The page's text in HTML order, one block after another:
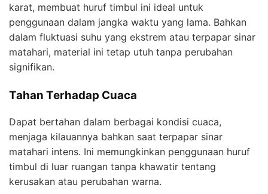
karat, membuat huruf timbul ini ideal untuk
penggunaan dalam jangka waktu yang lama. Bahkan
dalam fluktuasi suhu yang ekstrem atau terpapar sinar
matahari, material ini tetap utuh tanpa perubahan
signifikan.
Tahan Terhadap Cuaca
Dapat bertahan dalam berbagai kondisi cuaca,
menjaga kilauannya bahkan saat terpapar sinar
matahari intens. Ini memungkinkan penggunaan huruf
timbul di luar ruangan tanpa khawatir tentang
kerusakan atau perubahan warna.